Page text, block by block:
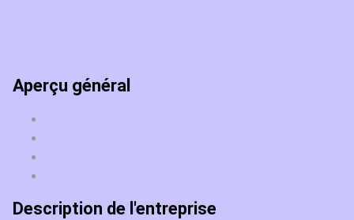
Aperçu général
Description de l'entreprise